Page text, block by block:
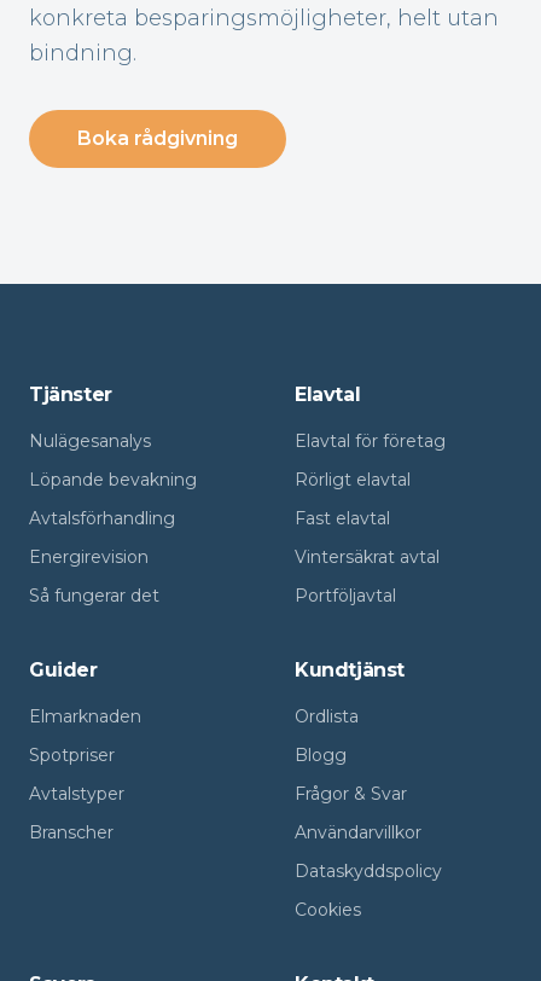
konkreta besparingsmöjligheter, helt utan
bindning.
Boka rådgivning
Tjänster
Nulägesanalys
Löpande bevakning
Avtalsförhandling
Energirevision
Så fungerar det
Elavtal
Elavtal för företag
Rörligt elavtal
Fast elavtal
Vintersäkrat avtal
Portföljavtal
Guider
Elmarknaden
Spotpriser
Avtalstyper
Branscher
Kundtjänst
Ordlista
Blogg
Frågor & Svar
Användarvillkor
Dataskyddspolicy
Cookies